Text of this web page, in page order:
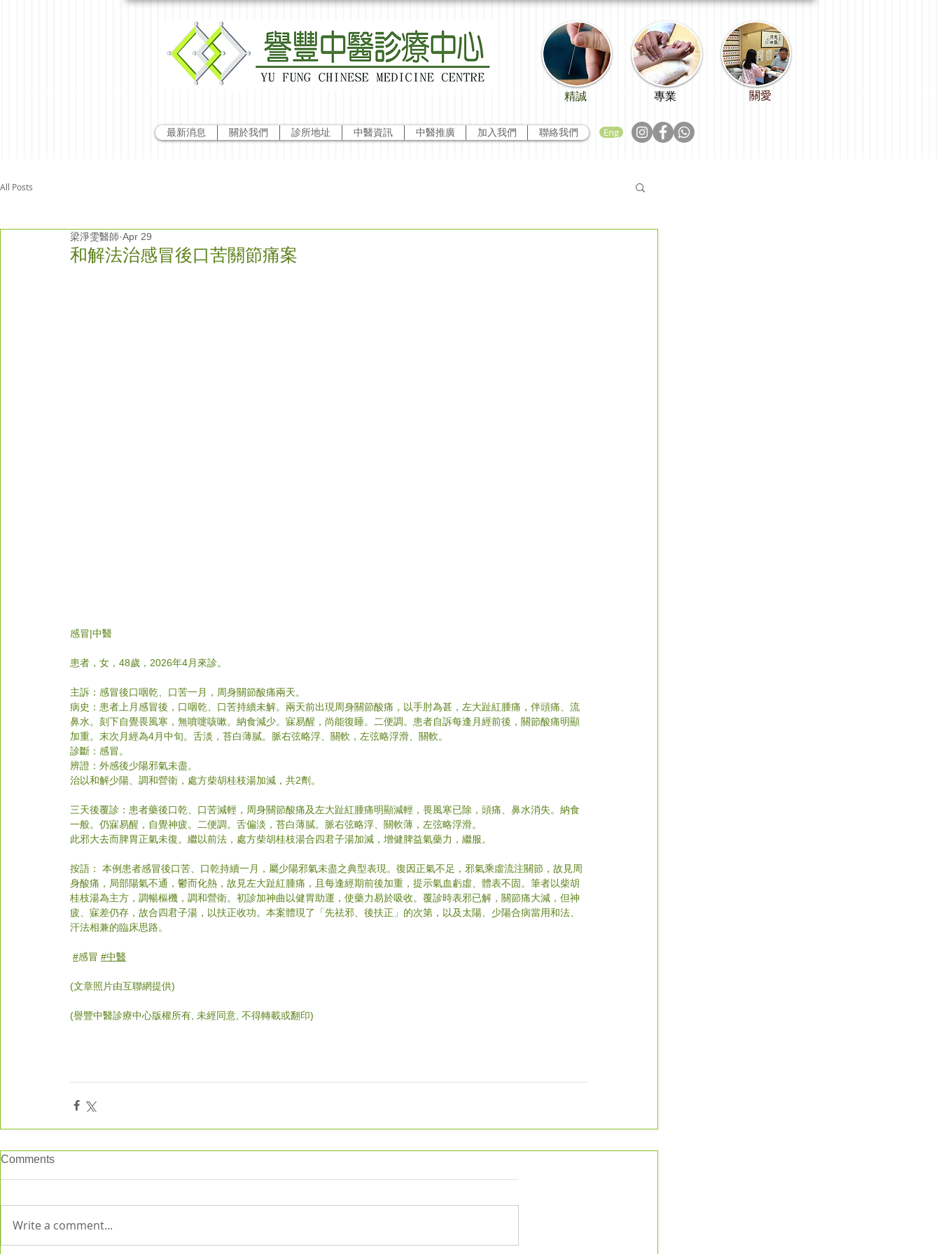
精誠
最新消息 關於我們 診所地址 中醫資訊 中醫推廣 加入我們 聯絡我們 Eng
專業 關愛
All Posts
和解法治感冒後口苦關節痛案
梁淨雯醫師 Apr 29
感冒|中醫
患者，女，48歲，2026年4月來診。
主訴：感冒後口咽乾、口苦一月，周身關節酸痛兩天。
病史：患者上月感冒後，口咽乾、口苦持續未解。兩天前出現周身關節酸痛，以手肘為甚，左大趾紅腫痛，伴頭痛、流
鼻水。刻下自覺畏風寒，無噴嚏咳嗽。納食減少。寐易醒，尚能復睡。二便調。患者自訴每逢月經前後，關節酸痛明顯
加重。末次月經為4月中旬。舌淡，苔白薄膩。脈右弦略浮、關軟，左弦略浮滑、關軟。
診斷：感冒。
辨證：外感後少陽邪氣未盡。
治以和解少陽、調和營衛，處方柴胡桂枝湯加減，共2劑。
三天後覆診：患者藥後口乾、口苦減輕，周身關節酸痛及左大趾紅腫痛明顯減輕，畏風寒已除，頭痛、鼻水消失。納食
一般。仍寐易醒，自覺神疲。二便調。舌偏淡，苔白薄膩。脈右弦略浮、關軟薄，左弦略浮滑。
此邪大去而脾胃正氣未復。繼以前法，處方柴胡桂枝湯合四君子湯加減，增健脾益氣藥力，繼服。
按語： 本例患者感冒後口苦、口乾持續一月，屬少陽邪氣未盡之典型表現。復因正氣不足，邪氣乘虛流注關節，故見周
身酸痛，局部陽氣不通，鬱而化熱，故見左大趾紅腫痛，且每逢經期前後加重，提示氣血虧虛、體表不固。筆者以柴胡
桂枝湯為主方，調暢樞機，調和營衛。初診加神曲以健胃助運，使藥力易於吸收。覆診時表邪已解，關節痛大減，但神
疲、寐差仍存，故合四君子湯，以扶正收功。本案體現了「先祛邪、後扶正」的次第，以及太陽、少陽合病當用和法、
汗法相兼的臨床思路。
#感冒 #中醫
(文章照片由互聯網提供)
(譽豐中醫診療中心版權所有, 未經同意, 不得轉載或翻印)
Comments
Write a comment...